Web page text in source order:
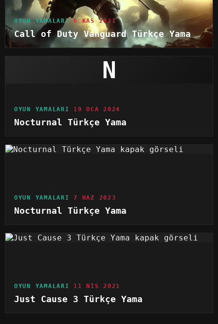
OYUN YAMALARI 6 KAS 2021
Call of Duty Vanguard Türkçe Yama
N
OYUN YAMALARI 19 OCA 2024
Nocturnal Türkçe Yama
OYUN YAMALARI 7 HAZ 2023
Nocturnal Türkçe Yama
OYUN YAMALARI 11 NIS 2021
Just Cause 3 Türkçe Yama